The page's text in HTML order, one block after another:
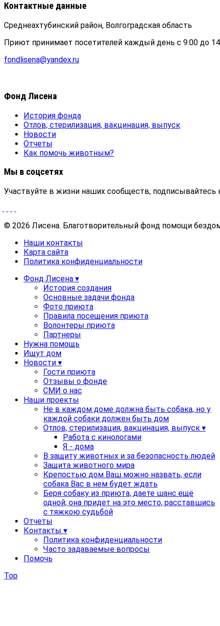
Контактные данные
Среднеахтубинский район, Волгоградская область
Приют принимает посетителей каждый день с 9:00 до
fondlisena@yandex.ru
Фонд Лисена
История фонда
Отлов, стерилизация, вакцинация, выпуск
Новости
Отчеты
Как помочь животным?
Мы в соцсетях
Участвуйте в жизни наших сообществ,
© 2026 Лисена. Благотворительный фонд помощи
Наши контакты
Карта сайта
Политика конфиденциальности
Фонд Лисена ▾
История создания
Основные задачи фонда
Фото приюта
Правила посещения приюта
Волонтеры приюта
Партнеры
Нужна помощь
Ищут дом
Новости ▾
Гости приюта
Отзывы о фонде
СМИ о нас
Наши проекты
Не в каждом доме должна быть собака, но у
каждой собаки должен быть дом
Отлов, стерилизация, вакцинация, выпуск ▾
Работа с кинологами
Я - дома
В защиту животных и за безопасность людей
Защита животного мира
Крепостью дом Ваш можно назвать, если
собака Вас в нем будет ждать
Беря собаку из приюта, даете шанс ещё
одной, она придет на это место, расставшись
с тяжкою судьбой
Отчеты
Контакты ▾
Политика конфиденциальности
Часто задаваемые вопросы
Помочь
Top